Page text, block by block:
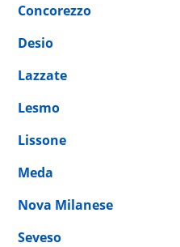
Concorezzo
Desio
Lazzate
Lesmo
Lissone
Meda
Nova Milanese
Seveso